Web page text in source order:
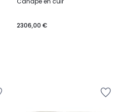
2306,00 €